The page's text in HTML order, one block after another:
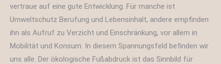
vertraue auf eine gute Entwicklung. Für manche ist
Umweltschutz Berufung und Lebensinhalt, andere empfinden
ihn als Aufruf zu Verzicht und Einschränkung, vor allem in
Mobilität und Konsum. In diesem Spannungsfeld befinden wir
uns alle. Der ökologische Fußabdruck ist das Sinnbild für